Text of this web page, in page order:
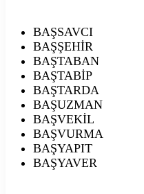
BAŞSAVCI
BAŞŞEHİR
BAŞTABAN
BAŞTABİP
BAŞTARDA
BAŞUZMAN
BAŞVEKİL
BAŞVURMA
BAŞYAPIT
BAŞYAVER